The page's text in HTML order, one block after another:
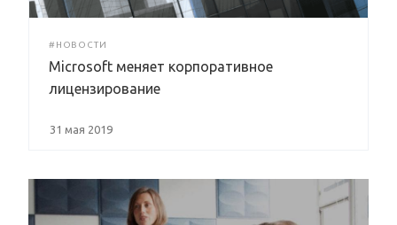
#НОВОСТИ
Microsoft меняет корпоративное
лицензирование
31 мая 2019